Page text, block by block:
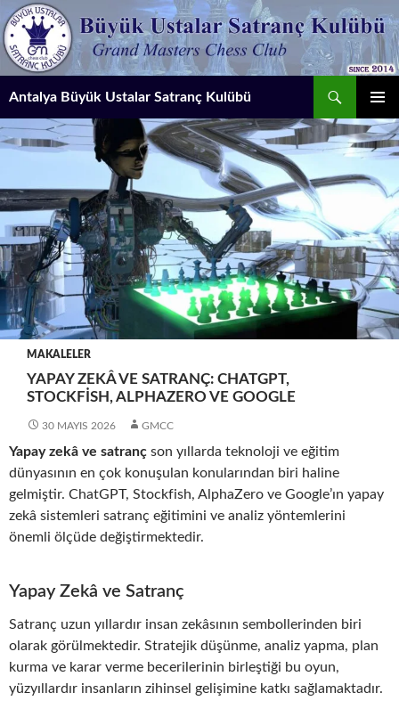
İçeriğe
atla
Antalya Büyük Ustalar Satranç Kulübü
MENÜ
MAKALELER
YAPAY ZEKÂ VE SATRANÇ: CHATGPT,
STOCKFISH, ALPHAZERO VE GOOGLE
30 MAYIS 2026 GMCC
Yapay zekâ ve satranç son yıllarda teknoloji ve eğitim
dünyasının en çok konuşulan konularından biri haline
gelmiştir. ChatGPT, Stockfish, AlphaZero ve Google’ın yapay
zekâ sistemleri satranç eğitimini ve analiz yöntemlerini
önemli ölçüde değiştirmektedir.
Yapay Zekâ ve Satranç
Satranç uzun yıllardır insan zekâsının sembollerinden biri
olarak görülmektedir. Stratejik düşünme, analiz yapma, plan
kurma ve karar verme becerilerinin birleştiği bu oyun,
yüzyıllardır insanların zihinsel gelişimine katkı sağlamaktadır.